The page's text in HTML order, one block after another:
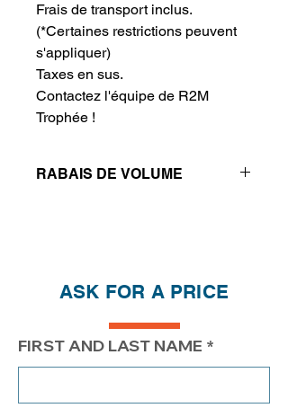
Frais de transport inclus.
(*Certaines restrictions peuvent
s'appliquer)
Taxes en sus.
Contactez l'équipe de R2M
Trophée !
RABAIS DE VOLUME
PRIX 280.00$ 230.00$ 201.50$
ASK FOR A PRICE
FIRST AND LAST NAME